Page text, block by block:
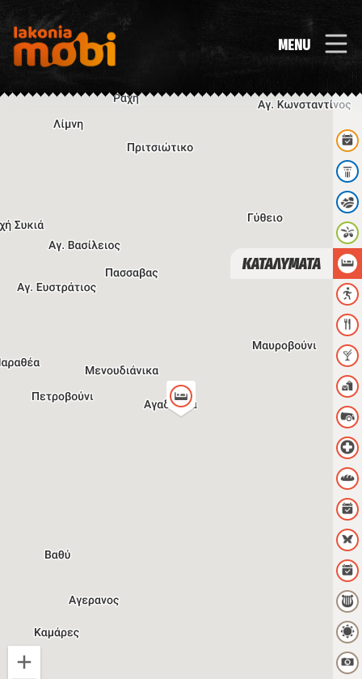
MENU
ΚΑΤΑΛΥΜΑΤΑ